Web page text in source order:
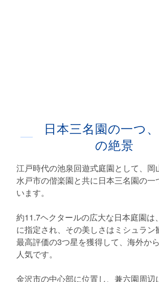
日本三名園の一つ
の絶景
江戸時代の池泉回遊式庭園として、岡
水戸市の偕楽園と共に日本三名園の一
います。
約11.7ヘクタールの広大な日本庭園は
に指定され、その美しさはミシュラン
最高評価の3つ星を獲得して、海外か
人気です。
金沢市の中心部に位置し、兼六園周辺